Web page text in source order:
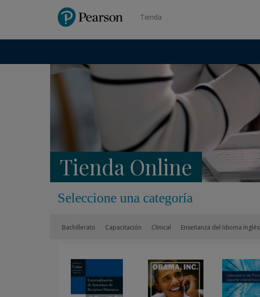
PearsonTienda
Tienda Online
Seleccione una categoría
Bachillerato Capacitación Clinical Enseñanza del Idioma Inglés